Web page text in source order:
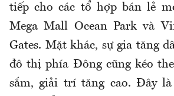
tiếp cho các tổ hợp bán lẻ
Mega Mall Ocean Park và
Gates. Mặt khác, sự gia tăng
đô thị phía Đông cũng kéo
sắm, giải trí tăng cao. Đây